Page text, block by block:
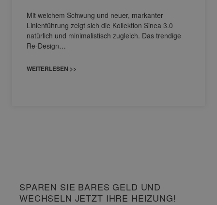
Mit weichem Schwung und neuer, markanter
Linienführung zeigt sich die Kollektion Sinea 3.0
natürlich und minimalistisch zugleich. Das trendige
Re-Design…
WEITERLESEN >>
SPAREN SIE BARES GELD UND
WECHSELN JETZT IHRE HEIZUNG!